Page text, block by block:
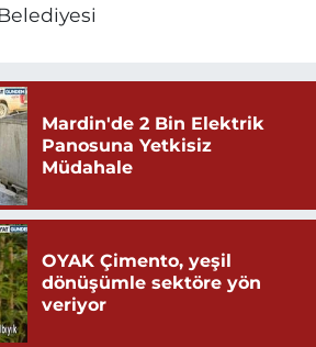
Mardin'de 2 Bin Elektrik
Panosuna Yetkisiz
Müdahale
OYAK Çimento, yeşil
dönüşümle sektöre yön
veriyor